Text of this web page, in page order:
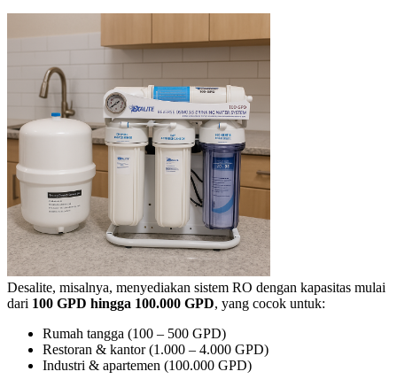
Desalite, misalnya, menyediakan sistem RO dengan kapasitas mulai
dari 100 GPD hingga 100.000 GPD, yang cocok untuk:
Rumah tangga (100 – 500 GPD)
Restoran & kantor (1.000 – 4.000 GPD)
Industri & apartemen (100.000 GPD)